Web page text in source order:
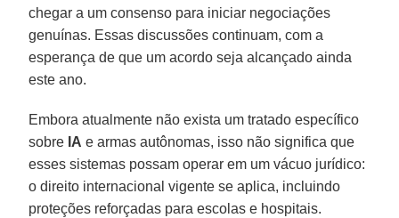
chegar a um consenso para iniciar negociações
genuínas. Essas discussões continuam, com a
esperança de que um acordo seja alcançado ainda
este ano.
Embora atualmente não exista um tratado específico
sobre IA e armas autônomas, isso não significa que
esses sistemas possam operar em um vácuo jurídico:
o direito internacional vigente se aplica, incluindo
proteções reforçadas para escolas e hospitais.